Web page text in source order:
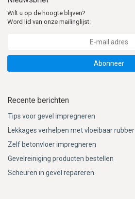
Wilt u op de hoogte blijven?
Word lid van onze mailinglijst:
Abonneer
Recente berichten
Tips voor gevel impregneren
Lekkages verhelpen met vloeibaar rubber
Zelf betonvloer impregneren
Gevelreiniging producten bestellen
Scheuren in gevel repareren